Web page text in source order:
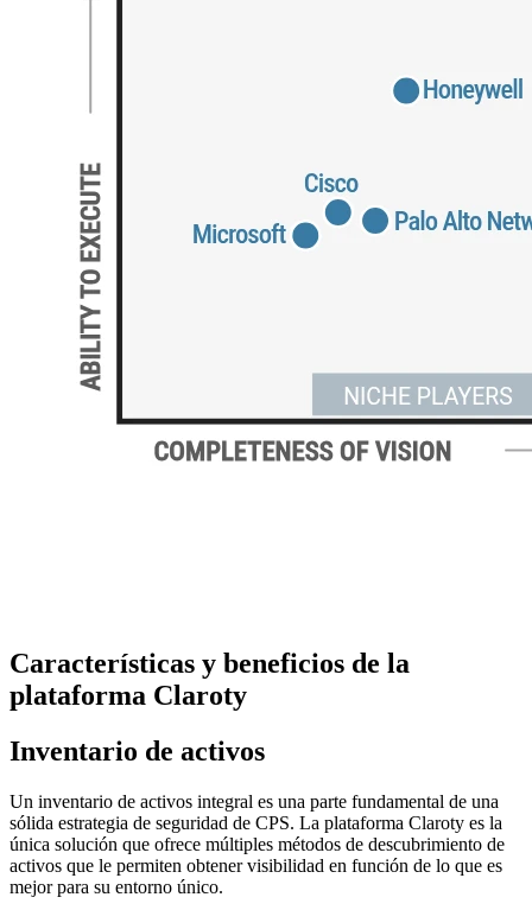
Características y beneficios de la
plataforma Claroty
Inventario de activos
Un inventario de activos integral es una parte fundamental de una
sólida estrategia de seguridad de CPS. La plataforma Claroty es la
única solución que ofrece múltiples métodos de descubrimiento de
activos que le permiten obtener visibilidad en función de lo que es
mejor para su entorno único.